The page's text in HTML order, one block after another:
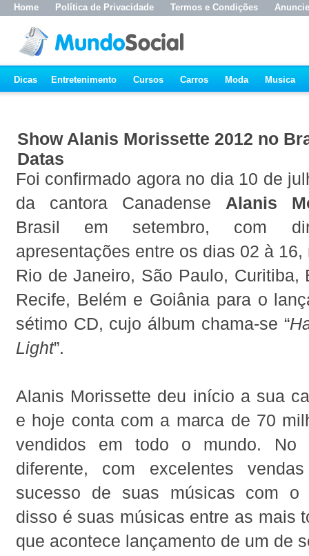
Home Política de Privacidade Termos e Condições Anuncie
Dicas Entretenimento Cursos Carros Moda Musica
Show Alanis Morissette 2012 no
Datas
Foi confirmado agora no dia 10 de
da cantora Canadense Alanis
Brasil em setembro, com
apresentações entre os dias 02 à
Rio de Janeiro, São Paulo, Curitiba,
Recife, Belém e Goiânia para o
sétimo CD, cujo álbum chama-se “
Light”.
Alanis Morissette deu início a sua
e hoje conta com a marca de 70
vendidos em todo o mundo. No
diferente, com excelentes
sucesso de suas músicas com o
disso é suas músicas entre as mais
que acontece lançamento de um de